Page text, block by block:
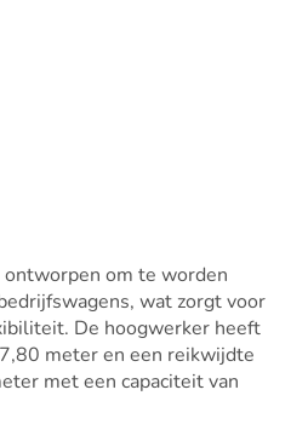
om te worden
wat zorgt voor
De hoogwerker heeft
meter en een reikwijdte
met een capaciteit van